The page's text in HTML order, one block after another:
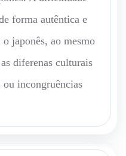
forma autêntica e
o japonês, ao mesmo
diferenas culturais
incongruências